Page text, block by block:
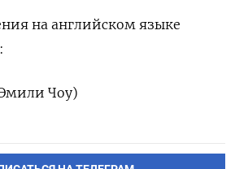
на английском языке
Чоу)